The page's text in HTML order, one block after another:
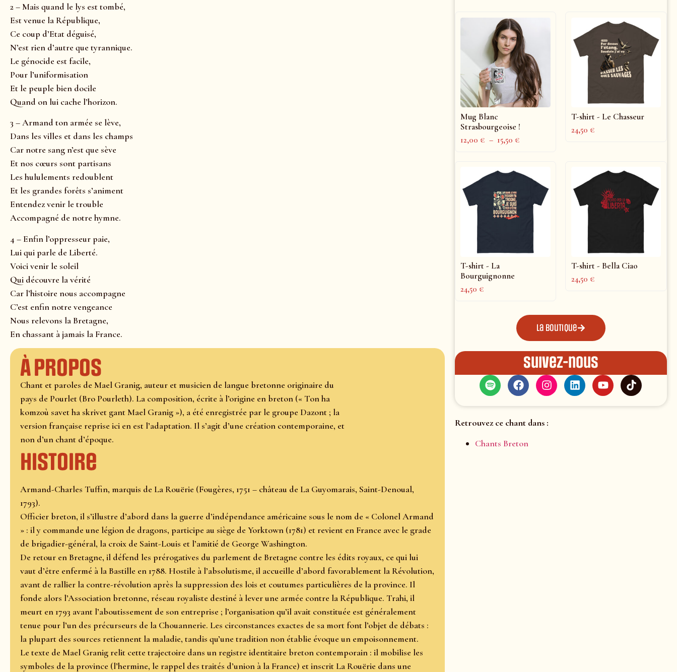
2 – Mais quand le lys est tombé,
Est venue la République,
Ce coup d’Etat déguisé,
N’est rien d’autre que tyrannique.
Le génocide est facile,
Pour l’uniformisation
Et le peuple bien docile
Quand on lui cache l’horizon.
3 – Armand ton armée se lève,
Dans les villes et dans les champs
Car notre sang n’est que sève
Et nos cœurs sont partisans
Les hululements redoublent
Et les grandes forêts s’animent
Entendez venir le trouble
Accompagné de notre hymne.
4 – Enfin l’oppresseur paie,
Lui qui parle de Liberté.
Voici venir le soleil
Qui découvre la vérité
Car l’histoire nous accompagne
C’est enfin notre vengeance
Nous relevons la Bretagne,
En chassant à jamais la France.
À propos
Chant et paroles de Mael Granig, auteur et musicien de langue bretonne originaire du
pays de Pourlet (Bro Pourleth). La composition, écrite à l’origine en breton (« Ton ha
komzoù savet ha skrivet gant Mael Granig »), a été enregistrée par le groupe Dazont ; la
version française reprise ici en est l’adaptation. Il s’agit d’une création contemporaine, et
non d’un chant d’époque.
Histoire
Armand-Charles Tuffin, marquis de La Rouërie (Fougères, 1751 – château de La Guyomarais, Saint-Denoual,
1793).
Officier breton, il s’illustre d’abord dans la guerre d’indépendance américaine sous le nom de « Colonel Armand
» : il y commande une légion de dragons, participe au siège de Yorktown (1781) et revient en France avec le grade
de brigadier-général, la croix de Saint-Louis et l’amitié de George Washington.
De retour en Bretagne, il défend les prérogatives du parlement de Bretagne contre les édits royaux, ce qui lui
vaut d’être enfermé à la Bastille en 1788. Hostile à l’absolutisme, il accueille d’abord favorablement la Révolution,
avant de rallier la contre-révolution après la suppression des lois et coutumes particulières de la province. Il
fonde alors l’Association bretonne, réseau royaliste destiné à lever une armée contre la République. Trahi, il
meurt en 1793 avant l’aboutissement de son entreprise ; l’organisation qu’il avait constituée est généralement
tenue pour l’un des précurseurs de la Chouannerie. Les circonstances exactes de sa mort font l’objet de débats :
la plupart des sources retiennent la maladie, tandis qu’une tradition non établie évoque un empoisonnement.
Le texte de Mael Granig relit cette trajectoire dans un registre identitaire breton contemporain : il mobilise les
symboles de la province (l’hermine, le rappel des traités d’union à la France) et inscrit La Rouërie dans une
Mug Blanc
Strasbourgeoise !
12,00€ – 15,50€
T-shirt - Le Chasseur
24,50€
T-shirt - La
Bourguignonne
24,50€
T-shirt - Bella Ciao
24,50€
La boutique
Suivez-nous
Retrouvez ce chant dans :
Chants Breton